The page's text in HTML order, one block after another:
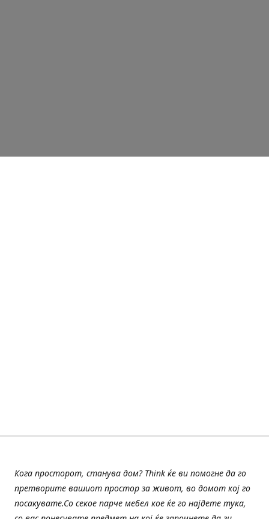
Кога просторот, станува дом? Think ќе ви помогне да го
претворите вашиот простор за живот, во домот кој го
посакувате.Со секое парче мебел кое ќе го најдете тука,